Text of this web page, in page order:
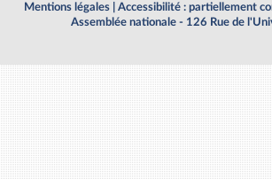
Mentions légales
Accessibilité : partiellement
Assemblée nationale - 126 Rue de